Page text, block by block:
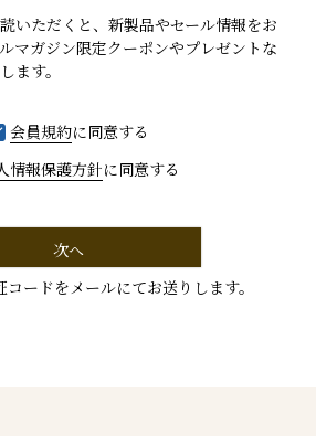
須
)
いただくと、新製品やセール情報をお
マガジン限定クーポンやプレゼントな
ます。
会員規約に同意する
情報保護方針に同意する
次へ
ードをメールにてお送りします。